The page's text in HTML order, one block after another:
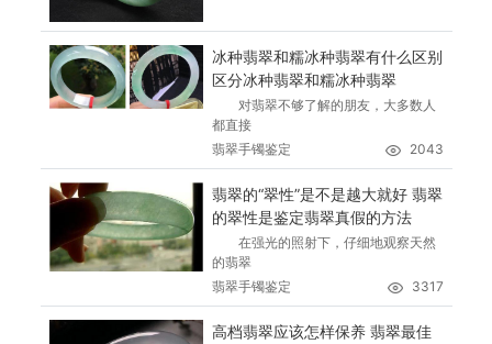
冰种翡翠和糯冰种翡翠有什么区别
区分冰种翡翠和糯冰种翡翠
对翡翠不够了解的朋友，大多数人
都直接
翡翠手镯鉴定
2043
翡翠的“翠性”是不是越大就好 翡翠
的翠性是鉴定翡翠真假的方法
在强光的照射下，仔细地观察天然
的翡翠
翡翠手镯鉴定
3317
高档翡翠应该怎样保养 翡翠最佳